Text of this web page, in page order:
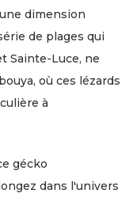
dimension
de plages qui
Sainte-Luce, ne
où ces lézards
à
gécko
dans l'univers